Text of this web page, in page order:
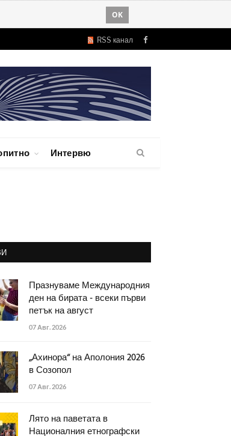
OK
RSS канал Facebook
Интервю
Празнуваме Международния
ден на бирата - всеки първи
петък на август
07 Авг. 2026
„Ахинора“ на Аполония 2026
в Созопол
07 Авг. 2026
Лято на паветата в
Националния етнографски